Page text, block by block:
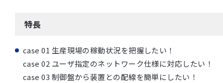
特長
case 01 生産現場の稼動状況を把握したい！
case 02 ユーザ指定のネットワーク仕様に対応したい！
case 03 制御盤から装置との配線を簡単にしたい！